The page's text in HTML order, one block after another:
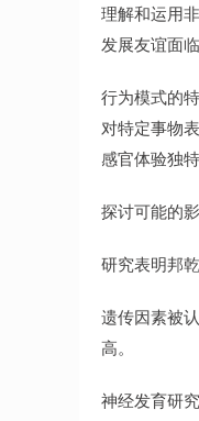
理解和运用
发展友谊面
行为模式的
对特定事物
感官体验独
探讨可能的
研究表明邦
遗传因素被
高。
神经发育研